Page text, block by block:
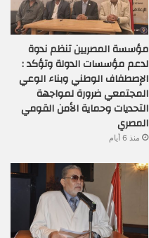
مؤسسة المصريين تنظم ندوة
لدعم مؤسسات الدولة وتؤكد :
الإصطفاف الوطني وبناء الوعي
المجتمعي ضرورة لمواجهة
التحديات وحماية الأمن القومي
المصري
منذ 6 أيام